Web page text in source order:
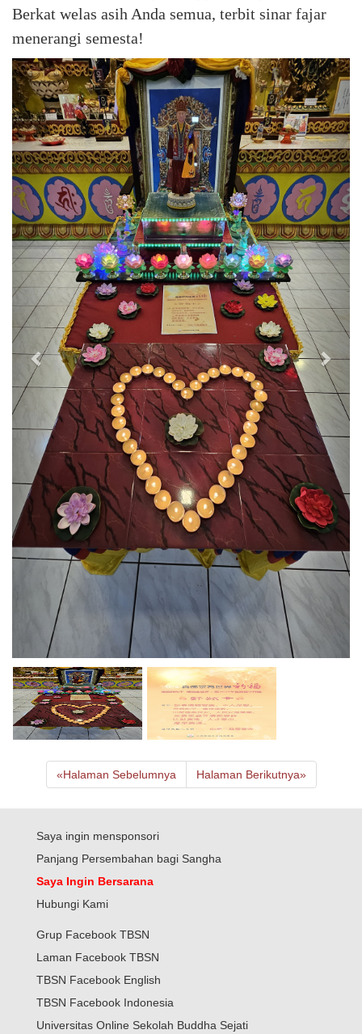
Berkat welas asih Anda semua, terbit sinar fajar
menerangi semesta!
«Halaman Sebelumnya Halaman Berikutnya»
Saya ingin mensponsori
Panjang Persembahan bagi Sangha
Saya Ingin Bersarana
Hubungi Kami
Grup Facebook TBSN
Laman Facebook TBSN
TBSN Facebook English
TBSN Facebook Indonesia
Universitas Online Sekolah Buddha Sejati